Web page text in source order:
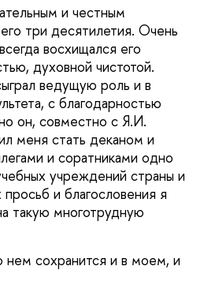
и честным
три десятилетия. Очень
восхищался его
духовной чистотой.
ведущую роль и в
с благодарностью
он, совместно с Я.И.
меня стать деканом и
и соратниками одно
учреждений страны и
и благословения я
такую многотрудную
нем сохранится и в моем, и